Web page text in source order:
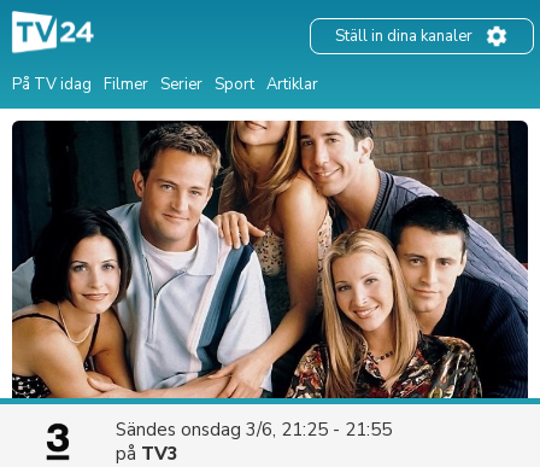
På TV idag Filmer Serier Sport Artiklar
Ställ in dina kanaler
Sändes onsdag 3/6, 21:25 - 21:55
på TV3